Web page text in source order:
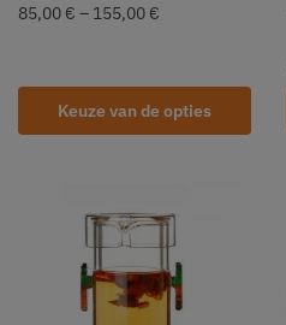
85,00 € – 155,00 €
Keuze van de opties